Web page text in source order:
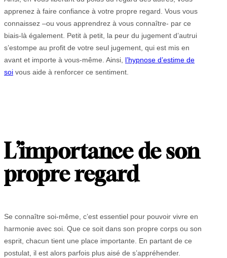
apprenez à faire confiance à votre propre regard. Vous vous
connaissez –ou vous apprendrez à vous connaître- par ce
biais-là également. Petit à petit, la peur du jugement d’autrui
s’estompe au profit de votre seul jugement, qui est mis en
avant et importe à vous-même. Ainsi, l’hypnose d’estime de
soi vous aide à renforcer ce sentiment.
L’importance de son
propre regard
Se connaître soi-même, c’est essentiel pour pouvoir vivre en
harmonie avec soi. Que ce soit dans son propre corps ou son
esprit, chacun tient une place importante. En partant de ce
postulat, il est alors parfois plus aisé de s’appréhender.